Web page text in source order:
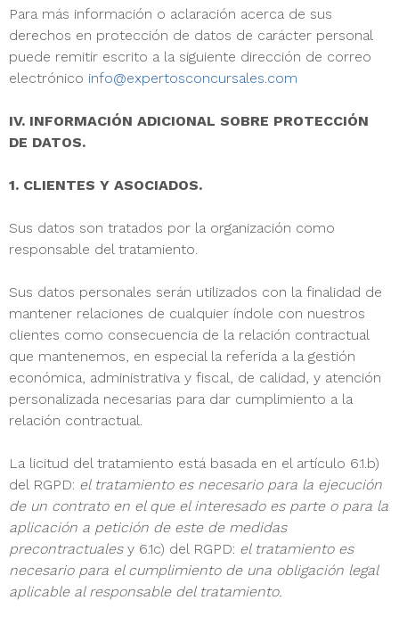
Para más información o aclaración acerca de sus
derechos en protección de datos de carácter personal
puede remitir escrito a la siguiente dirección de correo
electrónico info@expertosconcursales.com
IV. INFORMACIÓN ADICIONAL SOBRE PROTECCIÓN
DE DATOS.
1. CLIENTES Y ASOCIADOS.
Sus datos son tratados por la organización como
responsable del tratamiento.
Sus datos personales serán utilizados con la finalidad de
mantener relaciones de cualquier índole con nuestros
clientes como consecuencia de la relación contractual
que mantenemos, en especial la referida a la gestión
económica, administrativa y fiscal, de calidad, y atención
personalizada necesarias para dar cumplimiento a la
relación contractual.
La licitud del tratamiento está basada en el artículo 6.1.b)
del RGPD: el tratamiento es necesario para la ejecución
de un contrato en el que el interesado es parte o para la
aplicación a petición de este de medidas
precontractualesy 6.1c) del RGPD: el tratamiento es
necesario para el cumplimiento de una obligación legal
aplicable al responsable del tratamiento.